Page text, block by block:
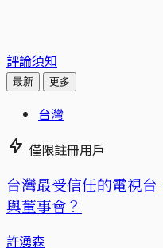
評論須知
最新 更多
台灣
僅限註冊用戶
台灣最受信任的電視
與董事會？
許湧森